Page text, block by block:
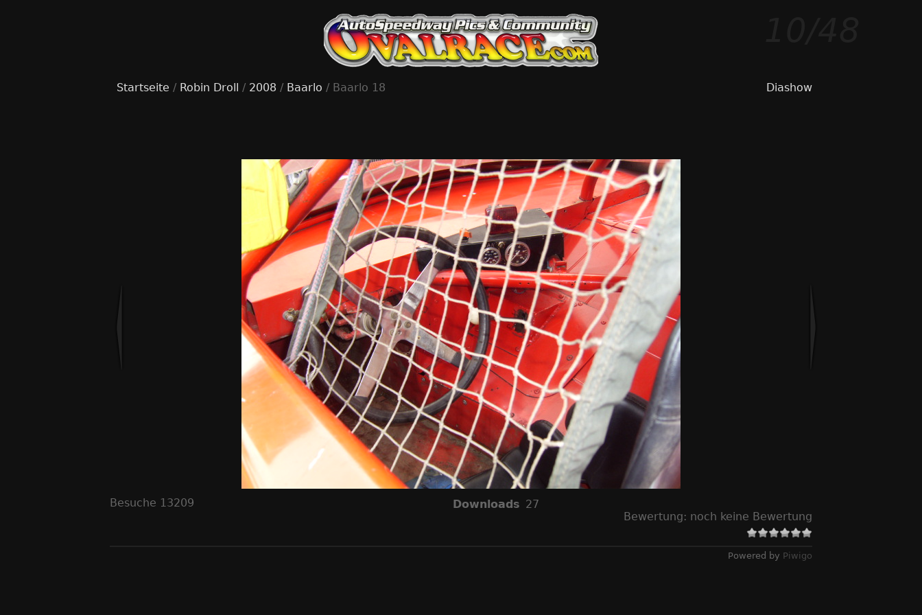
Startseite / Robin Droll / 2008 / Baarlo / Baarlo 18 Diashow
Besuche 13209 Downloads 27
Bewertung: noch keine Bewertung
Powered by Piwigo